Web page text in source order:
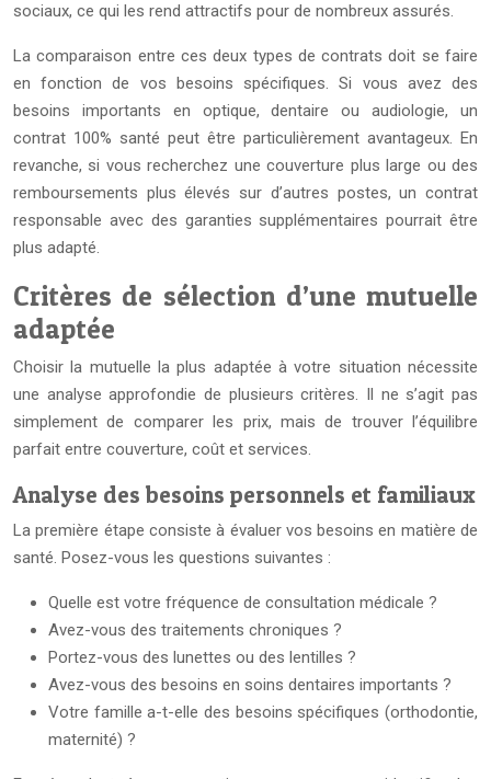
sociaux, ce qui les rend attractifs pour de nombreux assurés.
La comparaison entre ces deux types de contrats doit se faire
en fonction de vos besoins spécifiques. Si vous avez des
besoins importants en optique, dentaire ou audiologie, un
contrat 100% santé peut être particulièrement avantageux. En
revanche, si vous recherchez une couverture plus large ou des
remboursements plus élevés sur d’autres postes, un contrat
responsable avec des garanties supplémentaires pourrait être
plus adapté.
Critères de sélection d’une mutuelle
adaptée
Choisir la mutuelle la plus adaptée à votre situation nécessite
une analyse approfondie de plusieurs critères. Il ne s’agit pas
simplement de comparer les prix, mais de trouver l’équilibre
parfait entre couverture, coût et services.
Analyse des besoins personnels et familiaux
La première étape consiste à évaluer vos besoins en matière de
santé. Posez-vous les questions suivantes :
Quelle est votre fréquence de consultation médicale ?
Avez-vous des traitements chroniques ?
Portez-vous des lunettes ou des lentilles ?
Avez-vous des besoins en soins dentaires importants ?
Votre famille a-t-elle des besoins spécifiques (orthodontie,
maternité) ?